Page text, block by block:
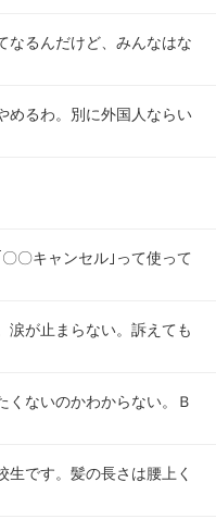
なるんだけど、みんなはな
めるわ。別に外国人ならい
〇キャンセル｣って使って
涙が止まらない。訴えても
くないのかわからない。Ｂ
生です。髪の長さは腰上く